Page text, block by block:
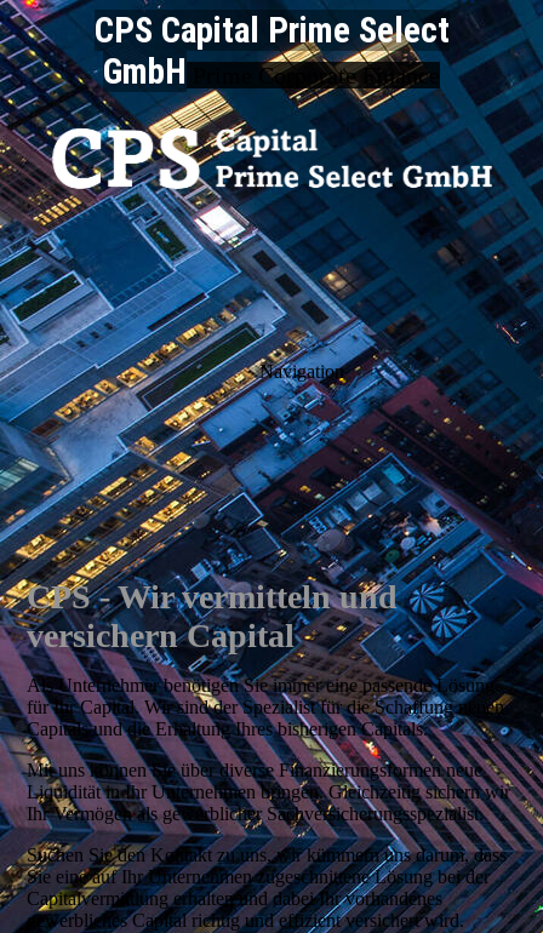
CPS Capital Prime Select
GmbH
Prime Corporate Finance
Navigation
CPS - Wir vermitteln und
versichern Capital
Als Unternehmer benötigen Sie immer eine passende Lösung
für Ihr Capital. Wir sind der Spezialist für die Schaffung neuen
Capitals und die Erhaltung Ihres bisherigen Capitals.
Mit uns können Sie über diverse Finanzierungsformen neue
Liquidität in Ihr Unternehmen bringen. Gleichzeitig sichern wir
Ihr Vermögen als gewerblicher Sachversicherungsspezialist.
Suchen Sie den Kontakt zu uns, wir kümmern uns darum, dass
Sie eine auf Ihr Unternehmen zugeschnittene Lösung bei der
Capitalvermittlung erhalten und dabei Ihr vorhandenes
gewerbliches Capital richtig und effizient versichert wird.